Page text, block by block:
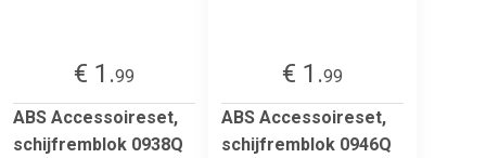
€ 1.99
ABS Accessoireset,
schijfremblok 0938Q
€ 1.99
ABS Accessoireset,
schijfremblok 0946Q